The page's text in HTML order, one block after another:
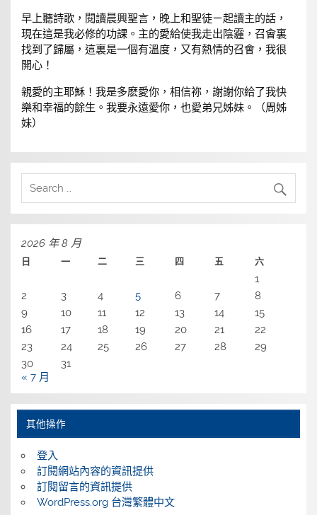
早上聽詩歌，閱讀晨興聖言，晚上和聖徒ㄧ起讀主的話，
現在這是我必修的功課。主的愛給使我走出陰霾，召會裏
找到了歸屬，這裏是一個有溫度，又有熱情的召會，我很
開心！
親愛的主耶穌！我是多麽愛你，相信祢，謝謝你給了我快
樂和幸福的餘生。我要永遠愛你，也愛弟兄姊妹。（周姊
妹）
2026 年 8 月
日 一 二 三 四 五 六
1
2
3 4 5 6 7
8
9
10 11 12 13 14
15
16
17 18 19 20 21
22
23
24 25 26 27 28
29
30
31
« 7 月
其他操作
登入
訂閱網站內容的資訊提供
訂閱留言的資訊提供
WordPress.org 台灣繁體中文